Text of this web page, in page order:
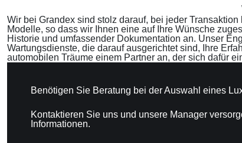
Wir bei Grandex sind stolz darauf, bei jeder
Modelle, so dass wir Ihnen eine auf Ihre Wünsche
Historie und umfassender Dokumentation an. Unser
Wartungsdienste, die darauf ausgerichtet sind, Ihre
automobilen Träume einem Partner an, der sich dafür
Benötigen Sie Beratung bei der Auswahl eines
Kontaktieren Sie uns und unsere Manager
Informationen.